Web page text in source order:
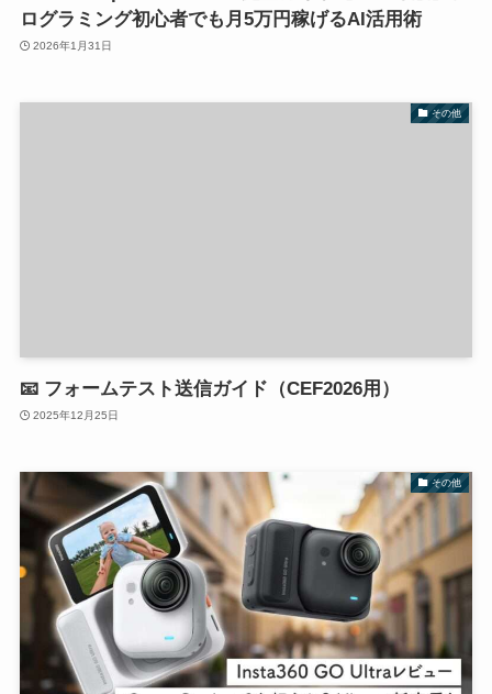
ログラミング初心者でも月5万円稼げるAI活用術
2026年1月31日
その他
📧 フォームテスト送信ガイド（CEF2026用）
2025年12月25日
その他